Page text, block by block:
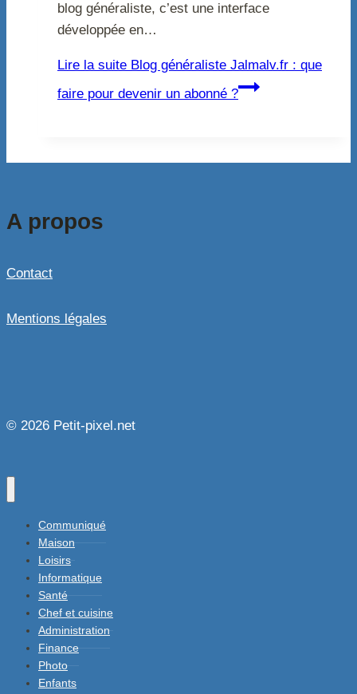
blog généraliste, c’est une interface
développée en…
Lire la suite Blog généraliste Jalmalv.fr : que
faire pour devenir un abonné ?
A propos
Contact
Mentions légales
© 2026 Petit-pixel.net
Communiqué
Maison
Loisirs
Informatique
Santé
Chef et cuisine
Administration
Finance
Photo
Enfants